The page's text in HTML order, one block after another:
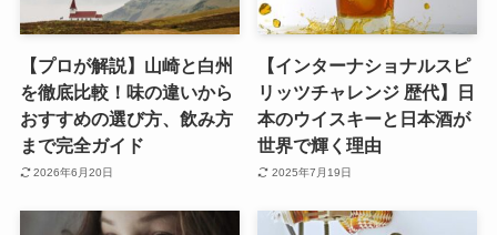
【プロが解説】山崎と白州
を徹底比較！味の違いから
おすすめの選び方、飲み方
まで完全ガイド
2026年6月20日
【インターナショナルスピ
リッツチャレンジ 歴代】日
本のウイスキーと日本酒が
世界で輝く理由
2025年7月19日